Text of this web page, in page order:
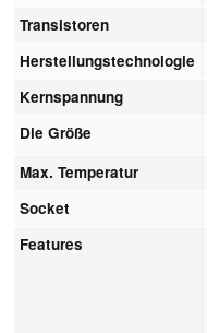
Transistoren
Herstellungstechnologie
Kernspannung
Die Größe
Max. Temperatur
Socket
Features